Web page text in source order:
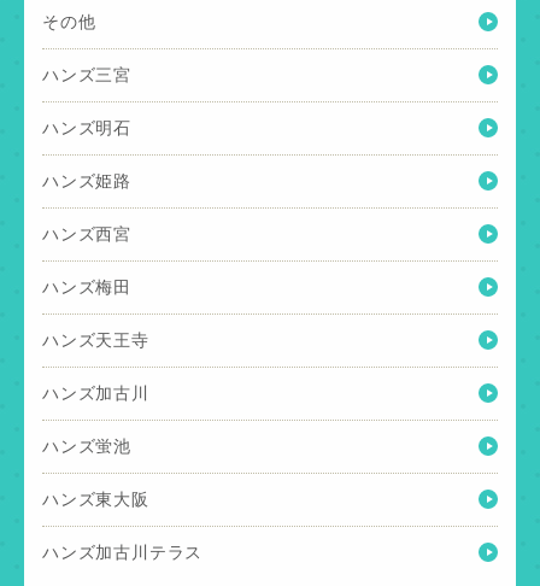
その他
ハンズ三宮
ハンズ明石
ハンズ姫路
ハンズ西宮
ハンズ梅田
ハンズ天王寺
ハンズ加古川
ハンズ蛍池
ハンズ東大阪
ハンズ加古川テラス